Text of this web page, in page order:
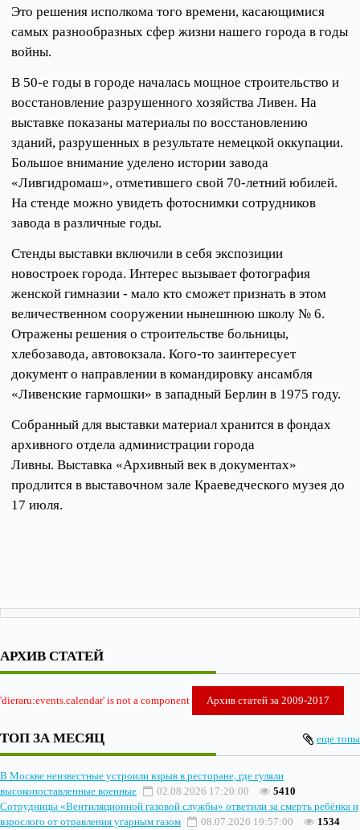
Это решения исполкома того времени, касающимися
самых разнообразных сфер жизни нашего города в годы
войны.
В 50-е годы в городе началась мощное строительство и
восстановление разрушенного хозяйства Ливен. На
выставке показаны материалы по восстановлению
зданий, разрушенных в результате немецкой оккупации.
Большое внимание уделено истории завода
«Ливгидромаш», отметившего свой 70-летний юбилей.
На стенде можно увидеть фотоснимки сотрудников
завода в различные годы.
Стенды выставки включили в себя экспозиции
новостроек города. Интерес вызывает фотография
женской гимназии - мало кто сможет признать в этом
величественном сооружении нынешнюю школу № 6.
Отражены решения о строительстве больницы,
хлебозавода, автовокзала. Кого-то заинтересует
документ о направлении в командировку ансамбля
«Ливенские гармошки» в западный Берлин в 1975 году.
Собранный для выставки материал хранится в фондах
архивного отдела администрации города
Ливны. Выставка «Архивный век в документах»
продлится в выставочном зале Краеведческого музея до
17 июля.
АРХИВ СТАТЕЙ
'dieraru:events.calendar' is not a component Архив статей за 2009-2017
ТОП ЗА МЕСЯЦ еще топы
В Москве неизвестные устроили взрыв в ресторане, где гуляли
высокопоставленные военные
02.08.2026 17:20:00
5410
Сотрудницы «Вентиляционной газовой службы» ответили за смерть ребёнка и
взрослого от отравления угарным газом
08.07.2026 19:57:00
1534